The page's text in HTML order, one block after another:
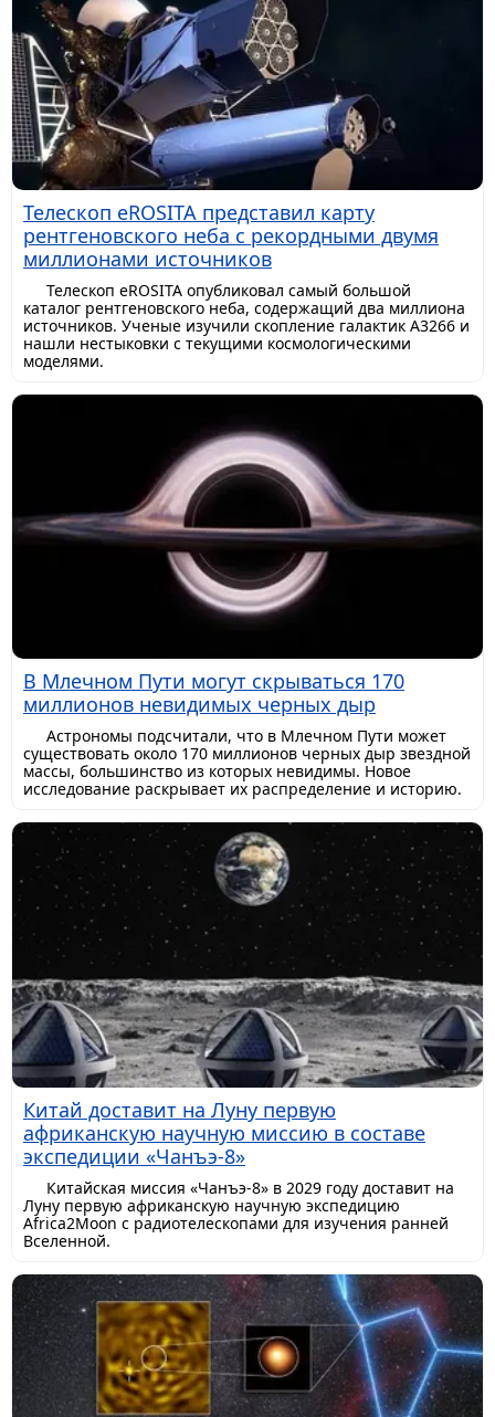
Телескоп eROSITA представил карту
рентгеновского неба с рекордными двумя
миллионами источников
Телескоп eROSITA опубликовал самый большой
каталог рентгеновского неба, содержащий два миллиона
источников. Ученые изучили скопление галактик A3266 и
нашли нестыковки с текущими космологическими
моделями.
В Млечном Пути могут скрываться 170
миллионов невидимых черных дыр
Астрономы подсчитали, что в Млечном Пути может
существовать около 170 миллионов черных дыр звездной
массы, большинство из которых невидимы. Новое
исследование раскрывает их распределение и историю.
Китай доставит на Луну первую
африканскую научную миссию в составе
экспедиции «Чанъэ-8»
Китайская миссия «Чанъэ-8» в 2029 году доставит на
Луну первую африканскую научную экспедицию
Africa2Moon с радиотелескопами для изучения ранней
Вселенной.